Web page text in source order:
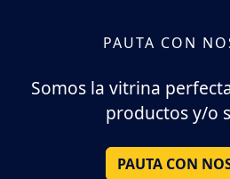
PAUTA CON
Somos la vitrina
productos y/o
PAUTA CON